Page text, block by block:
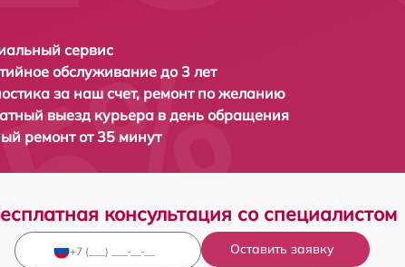
сервис
обслуживание до 3 лет
за наш счет, ремонт по желанию
выезд курьера в день обращения
ремонтот 35 минут
консультация со специалистом
Оставить заявку